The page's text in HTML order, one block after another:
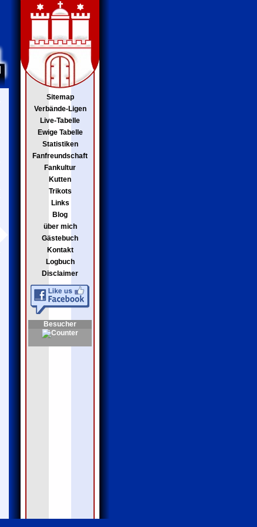
Sitemap
Verbände-Ligen
Live-Tabelle
Ewige Tabelle
Statistiken
Fanfreundschaft
Fankultur
Kutten
Trikots
Links
Blog
über mich
Gästebuch
Kontakt
Logbuch
Disclaimer
Besucher